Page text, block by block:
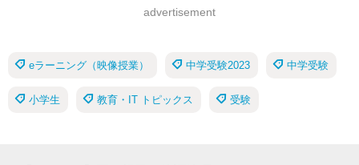
advertisement
eラーニング（映像授業） 中学受験2023 中学受験
小学生 教育・IT トピックス 受験